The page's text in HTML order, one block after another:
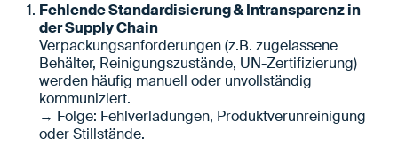
Fehlende Standardisierung & Intransparenz in
der Supply Chain
Verpackungsanforderungen (z.B. zugelassene
Behälter, Reinigungszustände, UN-Zertifizierung)
werden häufig manuell oder unvollständig
kommuniziert.
→ Folge: Fehlverladungen, Produktverunreinigung
oder Stillstände.